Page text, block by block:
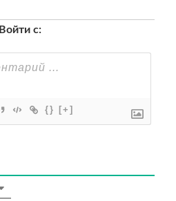
Войти с:
{} [+]